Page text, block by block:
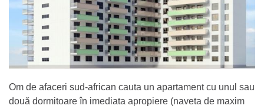
Om de afaceri sud-african cauta un apartament cu unul sau
două dormitoare în imediata apropiere (naveta de maxim